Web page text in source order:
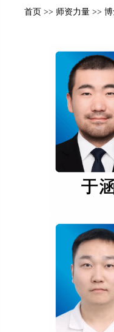
首页 >> 师资力量 >>